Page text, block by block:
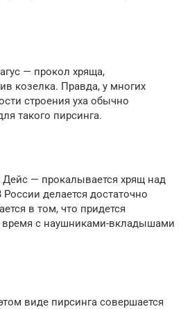
— прокол хряща,
козелка. Правда, у многих
строения уха обычно
такого пирсинга.
Дейс — прокалывается хрящ над
делается достаточно
в том, что придется
время с наушниками-вкладышами
виде пирсинга совершается